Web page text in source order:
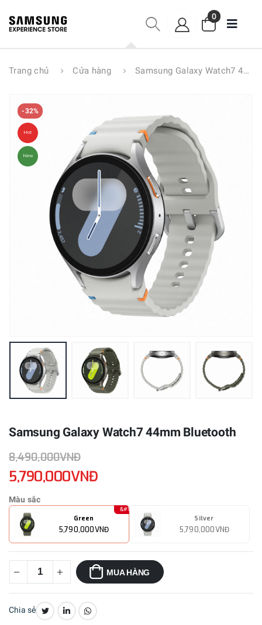
0
Trang chủ Cửa hàng Samsung Galaxy Watch7 44mm Bluetooth
-32%
Hot
New
Samsung Galaxy Watch7 44mm Bluetooth
8,490,000VNĐ
5,790,000VNĐ
Màu sắc
Green
5,790,000VNĐ
Silver
5,790,000VNĐ
MUA HÀNG
CHIA SẺ:
Chia sẻ